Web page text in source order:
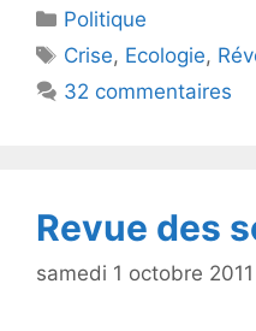
er e
b
o
Catégories
Politique
Étiquettes
Crise, Ecologie,
32 commentaires
Revue des
samedi 1 octobre 2011